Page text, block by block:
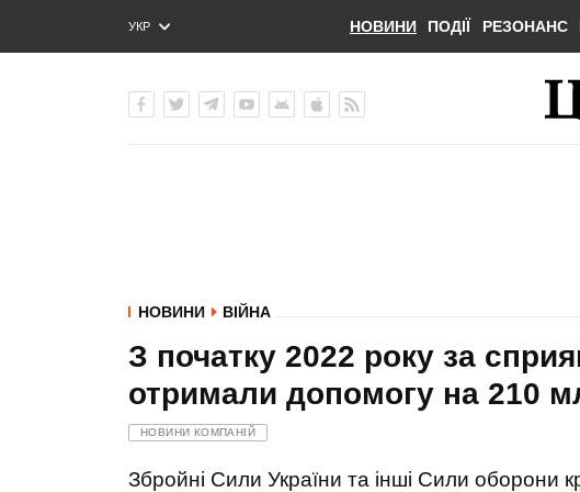
УКР
ENG
НОВИНИ ПОДІЇ РЕЗОНАНС
НОВИНИ ВІЙНА
З початку 2022 року за
отримали допомогу на 210
НОВИНИ КОМПАНІЙ
Збройні Сили України та інші Сили оборони